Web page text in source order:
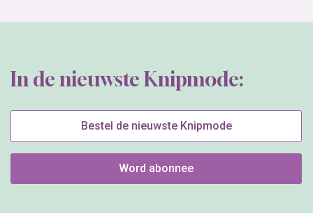
In de nieuwste Knipmode:
Bestel de nieuwste Knipmode
Word abonnee